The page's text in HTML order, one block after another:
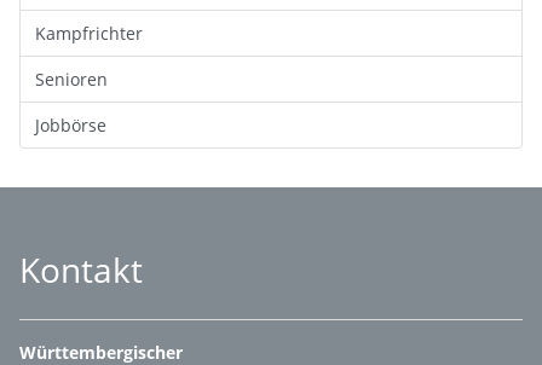
Kampfrichter
Senioren
Jobbörse
Kontakt
Württembergischer